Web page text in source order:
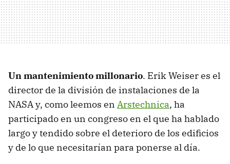
Un mantenimiento millonario. Erik Weiser es el
director de la división de instalaciones de la
NASA y, como leemos en Arstechnica, ha
participado en un congreso en el que ha hablado
largo y tendido sobre el deterioro de los edificios
y de lo que necesitarían para ponerse al día.